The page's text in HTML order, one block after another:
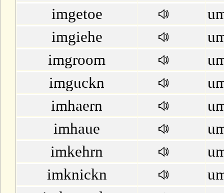
imgetoe
imgiehe
imgroom
imguckn
imhaern
imhaue
imkehrn
imknickn